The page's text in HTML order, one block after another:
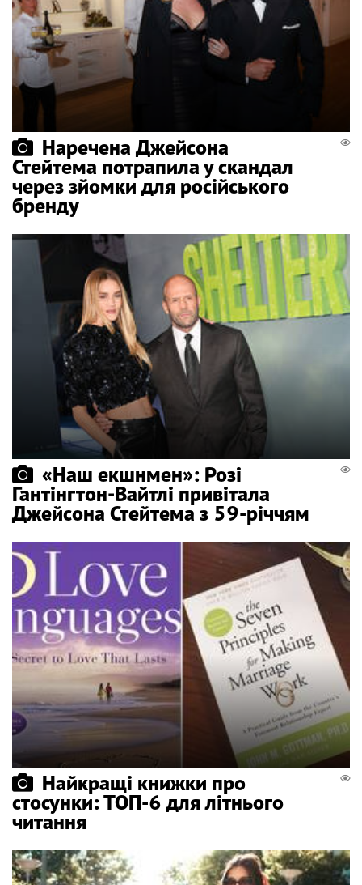
Наречена Джейсона
Стейтема потрапила у скандал
через зйомки для російського
бренду
«Наш екшнмен»: Розі
Гантінгтон-Вайтлі привітала
Джейсона Стейтема з 59-річчям
Найкращі книжки про
стосунки: ТОП-6 для літнього
читання